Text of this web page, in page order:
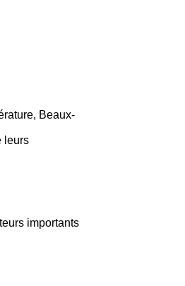
Beaux-
leurs
importants